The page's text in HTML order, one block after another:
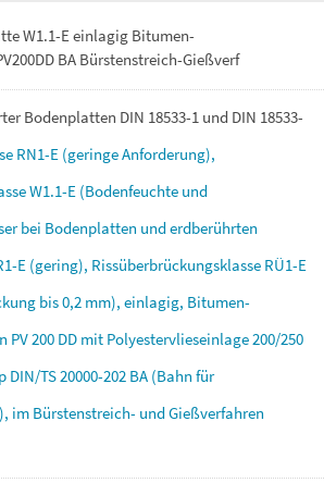
W1.1-E einlagig Bitumen-
BA Bürstenstreich-Gießverf
Bodenplatten DIN 18533-1 und DIN 18533-
RN1-E (geringeAnforderung),
W1.1-E (Bodenfeuchte und
bei Bodenplatten underdberührten
E (gering), Rissüberbrückungsklasse RÜ1-E
bis0,2 mm), einlagig, Bitumen-
PV200 DD mit Polyestervlieseinlage200/250
DIN/TS20000-202 BA (Bahn für
im Bürstenstreich- undGießverfahren